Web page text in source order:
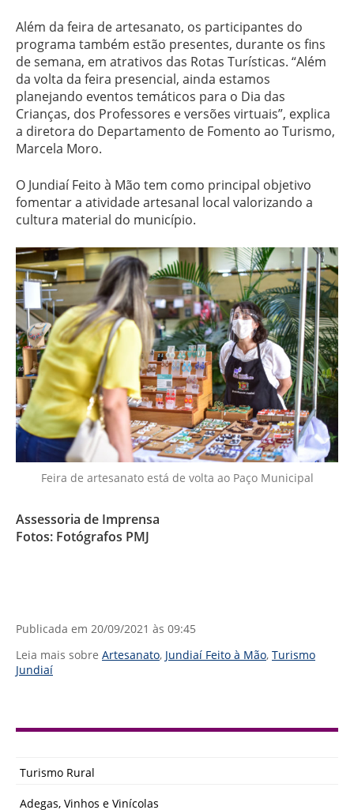
Além da feira de artesanato, os participantes do
programa também estão presentes, durante os fins
de semana, em atrativos das Rotas Turísticas. “Além
da volta da feira presencial, ainda estamos
planejando eventos temáticos para o Dia das
Crianças, dos Professores e versões virtuais”, explica
a diretora do Departamento de Fomento ao Turismo,
Marcela Moro.
O Jundiaí Feito à Mão tem como principal objetivo
fomentar a atividade artesanal local valorizando a
cultura material do município.
Feira de artesanato está de volta ao Paço Municipal
Assessoria de Imprensa
Fotos: Fotógrafos PMJ
Publicada em 20/09/2021 às 09:45
Leia mais sobre Artesanato, Jundiaí Feito à Mão, Turismo
Jundiaí
Turismo Rural
Adegas, Vinhos e Vinícolas